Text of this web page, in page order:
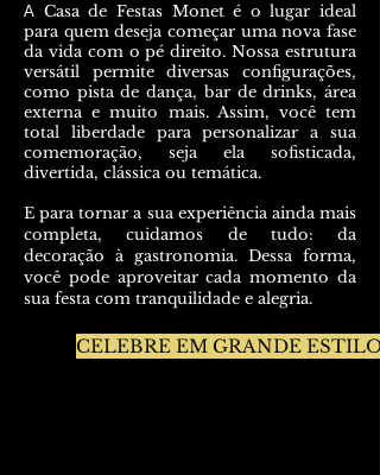
A Casa de Festas Monet é o lugar ideal
para quem deseja começar uma nova fase
da vida com o pé direito. Nossa estrutura
versátil permite diversas configurações,
como pista de dança, bar de drinks, área
externa e muito mais. Assim, você tem
total liberdade para personalizar a sua
comemoração, seja ela sofisticada,
divertida, clássica ou temática.
E para tornar a sua experiência ainda mais
completa, cuidamos de tudo: da
decoração à gastronomia. Dessa forma,
você pode aproveitar cada momento da
sua festa com tranquilidade e alegria.
CELEBRE EM GRANDE ESTILO